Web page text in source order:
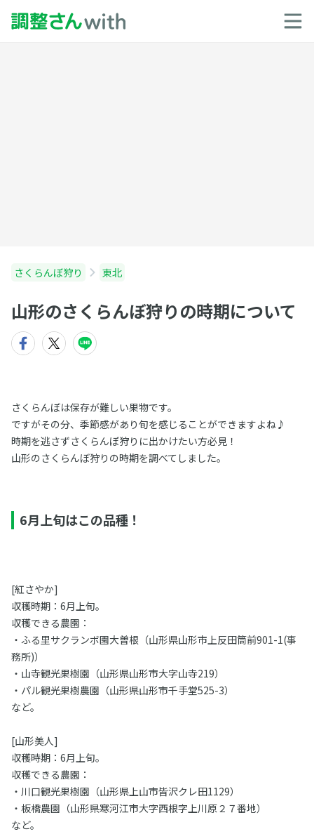
さくらんぼ狩り 東北
山形のさくらんぼ狩りの時期について
さくらんぼは保存が難しい果物です。
ですがその分、季節感があり旬を感じることができますよね♪
時期を逃さずさくらんぼ狩りに出かけたい方必見！
山形のさくらんぼ狩りの時期を調べてしました。
6月上旬はこの品種！
[紅さやか]
収穫時期：6月上旬。
収穫できる農園：
・ふる里サクランボ園大曽根（山形県山形市上反田筒前901-1(事
務所)）
・山寺観光果樹園（山形県山形市大字山寺219）
・パル観光果樹農園（山形県山形市千手堂525-3）
など。
[山形美人]
収穫時期：6月上旬。
収穫できる農園：
・川口観光果樹園（山形県上山市皆沢クレ田1129）
・板橋農園（山形県寒河江市大字西根字上川原２７番地）
など。